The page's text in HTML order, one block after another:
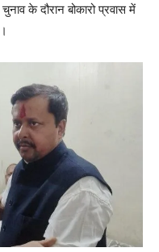
के दौरान बोकारो प्रवास में